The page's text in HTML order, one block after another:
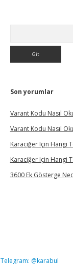
Son yorumlar
Varant Kodu Nasıl
Varant Kodu Nasıl
Karaciğer Için Hangi
Karaciğer Için Hangi
3600 Ek Gösterge
Telegram: @karabul